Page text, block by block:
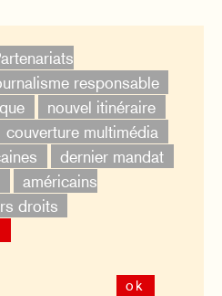
responsable
nouvel itinéraire
couverture multimédia
dernier mandat
américains
droits
ok